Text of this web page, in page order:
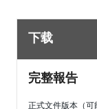
下载
完整報告
正式文件版本（可